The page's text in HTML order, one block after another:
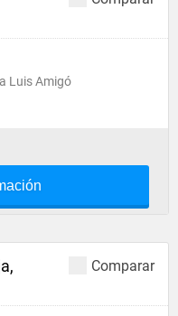
Luis Amigó
Comparar